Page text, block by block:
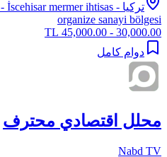
تركيا -
- İscehisar mermer ihtisas
organize sanayi bölgesi
30,000.00 - 45,000.00 TL
دوام كامل
محلل اقتصادي محترف
Nabd TV